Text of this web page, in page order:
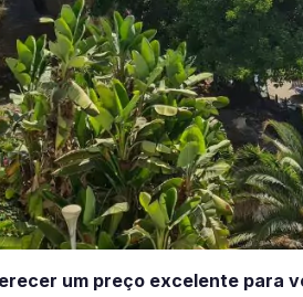
um preço excelente para